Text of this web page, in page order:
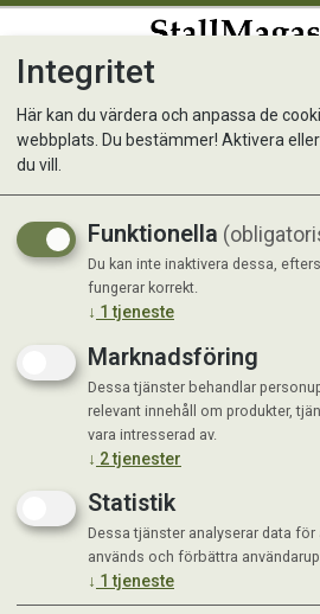
ARMA Carbon
Black
Stötdämpande skydd
Integritet
Här kan du värdera och anpassa de
webbplats. Du bestämmer! Aktivera
du vill.
Funktionella
Du kan inte inaktivera dessa,
fungerar korrekt.
↓ 1 tjeneste
Marknadsföring
Dessa tjänster behandlar
relevant innehåll om produkter,
vara intresserad av.
↓ 2tjenester
Statistik
Dessa tjänster analyserar data
används och förbättra
↓ 1 tjeneste